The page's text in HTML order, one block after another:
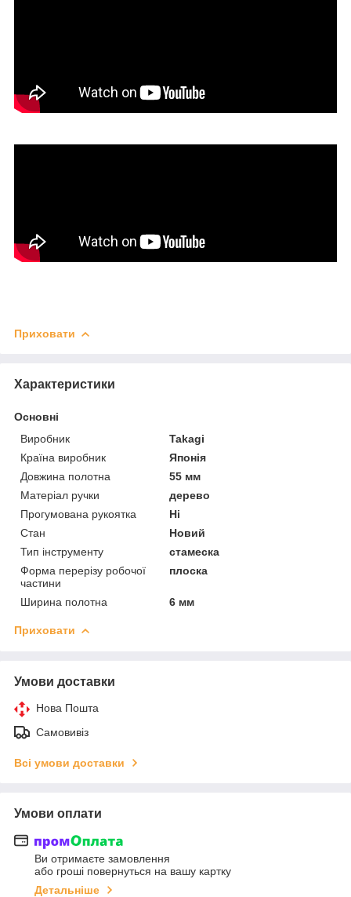
Приховати
Характеристики
Основні
Виробник
Takagi
Країна виробник
Японія
Довжина полотна
55 мм
Матеріал ручки
дерево
Прогумована рукоятка
Ні
Стан
Новий
Тип інструменту
стамеска
Форма перерізу робочої
частини
плоска
Ширина полотна 6 мм
Приховати
Умови доставки
Нова Пошта
Самовивіз
Всі умови доставки
Умови оплати
Ви отримаєте замовлення
або гроші повернуться на вашу картку
Детальніше